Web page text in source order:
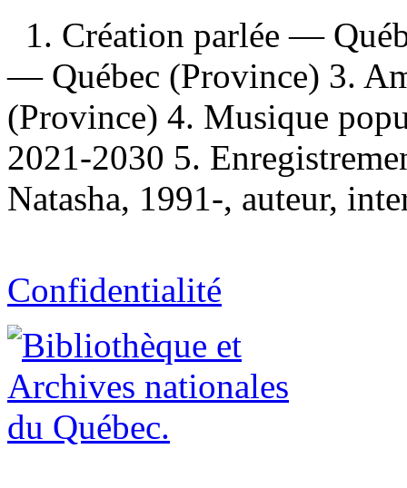
1. Création parlée —
— Québec (Province) 3.
(Province) 4. Musique
2021-2030 5.
Natasha, 1991-, auteur,
Confidentialité